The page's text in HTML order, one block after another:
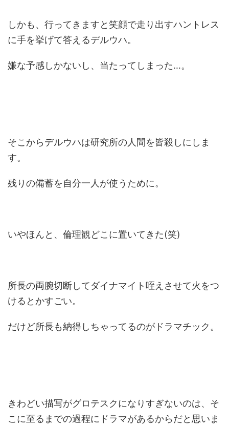
しかも、行ってきますと笑顔で走り出すハントレス
に手を挙げて答えるデルウハ。
嫌な予感しかないし、当たってしまった…。
そこからデルウハは研究所の人間を皆殺しにしま
す。
残りの備蓄を自分一人が使うために。
いやほんと、倫理観どこに置いてきた(笑)
所長の両腕切断してダイナマイト咥えさせて火をつ
けるとかすごい。
だけど所長も納得しちゃってるのがドラマチック。
きわどい描写がグロテスクになりすぎないのは、そ
こに至るまでの過程にドラマがあるからだと思いま